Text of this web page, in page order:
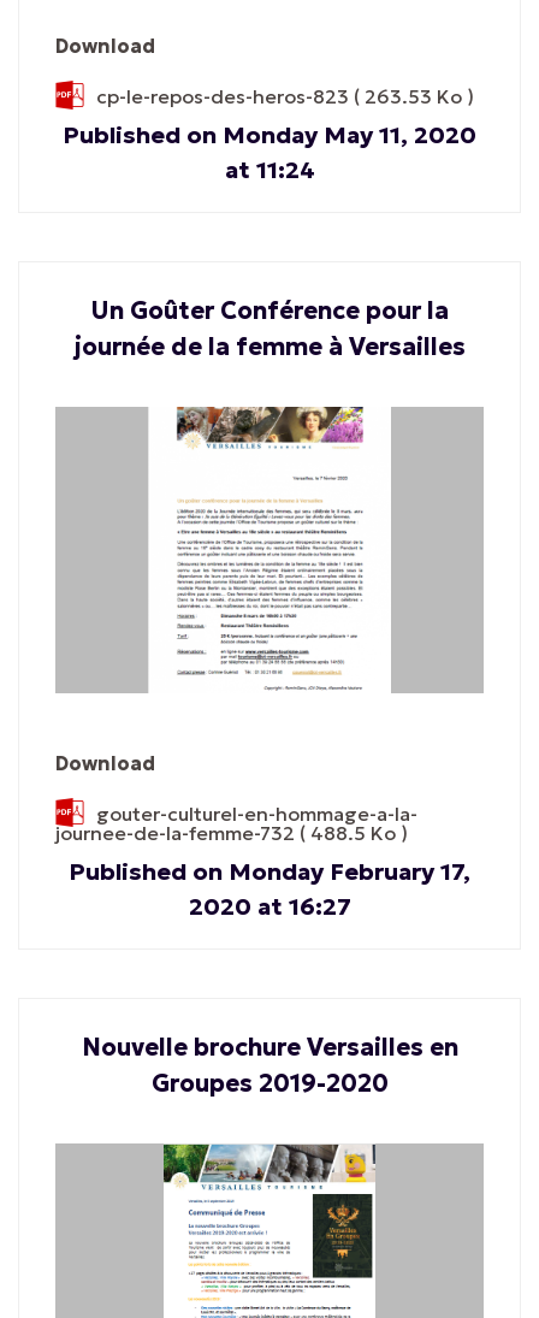
Download
cp-le-repos-des-heros-823 ( 263.53 Ko )
Published on Monday May 11, 2020
at 11:24
Un Goûter Conférence pour la
journée de la femme à Versailles
Download
gouter-culturel-en-hommage-a-la-
journee-de-la-femme-732 ( 488.5 Ko )
Published on Monday February 17,
2020 at 16:27
Nouvelle brochure Versailles en
Groupes 2019-2020